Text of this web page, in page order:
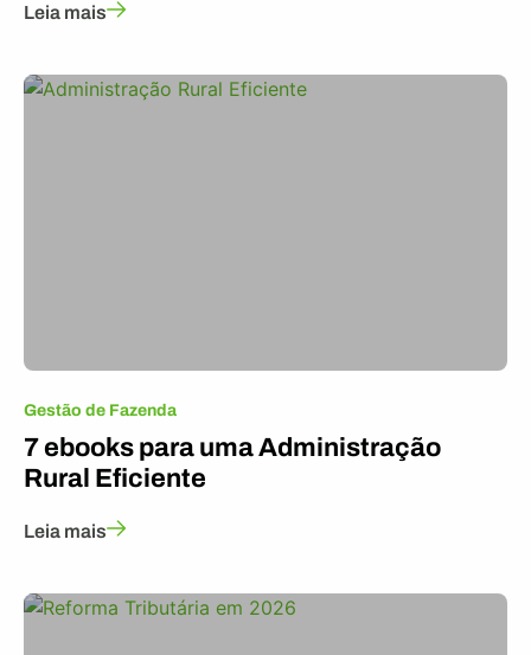
Leia mais
Gestão de Fazenda
7 ebooks para uma Administração
Rural Eficiente
Leia mais